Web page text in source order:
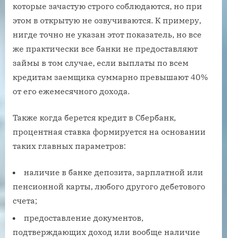
которые зачастую строго соблюдаются, но при
этом в открытую не озвучиваются. К примеру,
нигде точно не указан этот показатель, но все
же практически все банки не предоставляют
займы в том случае, если выплаты по всем
кредитам заемщика суммарно превышают 40%
от его ежемесячного дохода.
Также когда берется кредит в Сбербанк,
процентная ставка формируется на основании
таких главных параметров:
наличие в банке депозита, зарплатной или
пенсионной карты, любого другого дебетового
счета;
предоставление документов,
подтверждающих доход или вообще наличие